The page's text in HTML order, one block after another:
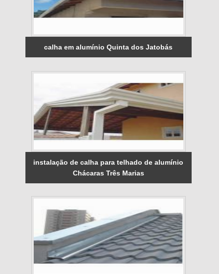
calha em alumínio Quinta dos Jatobás
instalação de calha para telhado de alumínio
Chácaras Três Marias